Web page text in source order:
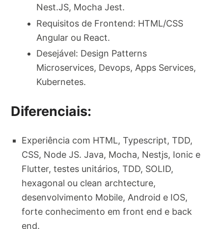
Nest.JS, Mocha Jest.
Requisitos de Frontend: HTML/CSS
Angular ou React.
Desejável: Design Patterns
Microservices, Devops, Apps Services,
Kubernetes.
Diferenciais:
Experiência com HTML, Typescript, TDD,
CSS, Node JS. Java, Mocha, Nestjs, Ionic e
Flutter, testes unitários, TDD, SOLID,
hexagonal ou clean archtecture,
desenvolvimento Mobile, Android e IOS,
forte conhecimento em front end e back
end.